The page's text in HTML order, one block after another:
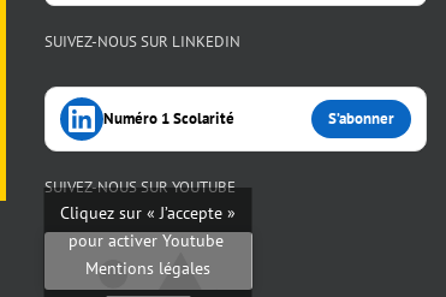
SUIVEZ-NOUS SUR LINKEDIN
Numéro 1 Scolarité S’abonner
SUIVEZ-NOUS SUR YOUTUBE
Cliquez sur « J’accepte »
pour activer Youtube
Mentions légales